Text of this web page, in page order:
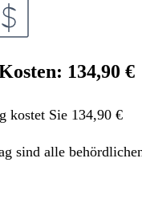
134,90 €
kostet Sie 134,90 €
sind alle